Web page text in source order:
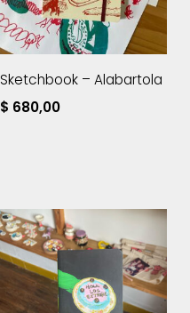
Sketchbook – Alabartola
$ 680,00